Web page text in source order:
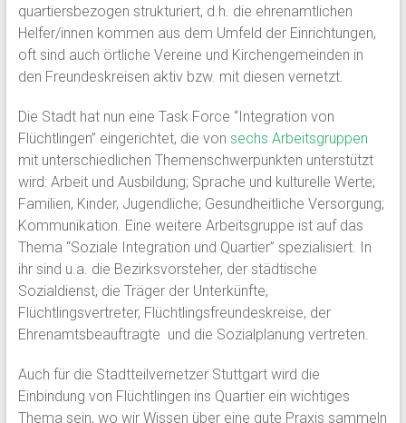
quartiersbezogen strukturiert, d.h. die ehrenamtlichen
Helfer/innen kommen aus dem Umfeld der Einrichtungen,
oft sind auch örtliche Vereine und Kirchengemeinden in
den Freundeskreisen aktiv bzw. mit diesen vernetzt.
Die Stadt hat nun eine Task Force “Integration von
Flüchtlingen” eingerichtet, die von sechs Arbeitsgruppen
mit unterschiedlichen Themenschwerpunkten unterstützt
wird: Arbeit und Ausbildung; Sprache und kulturelle Werte;
Familien, Kinder, Jugendliche; Gesundheitliche Versorgung;
Kommunikation. Eine weitere Arbeitsgruppe ist auf das
Thema “Soziale Integration und Quartier” spezialisiert. In
ihr sind u.a. die Bezirksvorsteher, der städtische
Sozialdienst, die Träger der Unterkünfte,
Flüchtlingsvertreter, Flüchtlingsfreundeskreise, der
Ehrenamtsbeauftragte und die Sozialplanung vertreten.
Auch für die Stadtteilvernetzer Stuttgart wird die
Einbindung von Flüchtlingen ins Quartier ein wichtiges
Thema sein, wo wir Wissen über eine gute Praxis sammeln